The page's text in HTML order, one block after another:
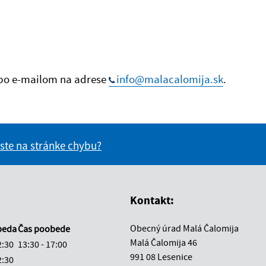
e-mailom na adrese info@malacalomija.sk.
na stránke chybu?
Čas poobede
13:30 - 17:00
Kontakt:
Obecný úrad Malá Čalomija
Malá Čalomija 46
991 08 Lesenice